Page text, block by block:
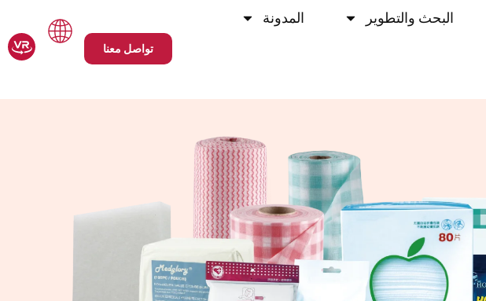
البحث والتطوير المدونة
تواصل معنا